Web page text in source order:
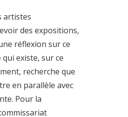
artistes
des expositions,
réflexion sur ce
existe, sur ce
recherche que
en parallèle avec
Pour la